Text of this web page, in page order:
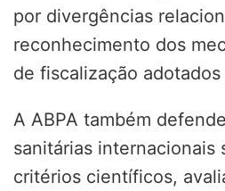
por divergências
reconhecimento dos
de fiscalização
A ABPA também
sanitárias internacionais
critérios científicos,